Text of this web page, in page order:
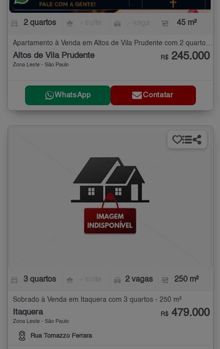
2 quartos 45 m²
Altos de Vila Prudente
Zona Leste - São Paulo
R$ 245.000
WhatsApp Contatar
3 quartos 2 vagas 250 m²
Sobrado à Venda em Itaquera com 3 quartos - 250 m²
Itaquera
Zona Leste - São Paulo
Rua Tomazzo Ferrara
R$ 479.000